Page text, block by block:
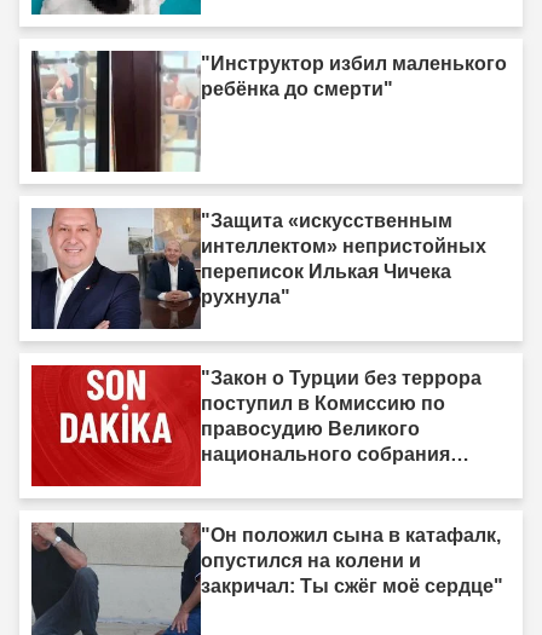
"Инструктор избил маленького
ребёнка до смерти"
"Защита «искусственным
интеллектом» непристойных
переписок Илькая Чичека
рухнула"
"Закон о Турции без террора
поступил в Комиссию по
правосудию Великого
национального собрания
"Он положил сына в катафалк,
опустился на колени и
закричал: Ты сжёг моё сердце"